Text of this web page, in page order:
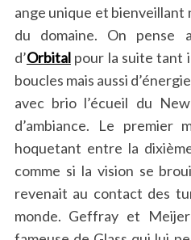
ange unique et bienveillant
du domaine. On pense
d’Orbitalpour la suite tant
boucles mais aussi
avec brio l’écueil du
d’ambiance. Le premier
hoquetant entre la
comme si la vision se
revenait au contact des
monde. Geffray et